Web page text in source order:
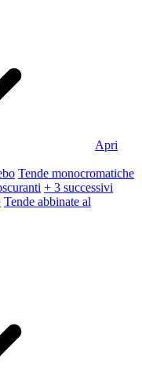
Apri
Tende monocromatiche
+ 3 successivi
Tende abbinate al